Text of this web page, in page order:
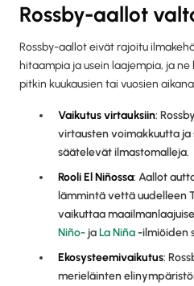
Rossby-aallot
Rossby-aallot eivät rajoitu
hitaampia ja usein laajempia, ja
pitkin kuukausien tai vuosien
Vaikutus virtauksiin:
virtausten voimakkuutta ja
säätelevät ilmastomalleja.
Rooli El Niñossa: Aallot
lämmintä vettä uudelleen
vaikuttaa
Niño- jaLa Niña-ilmiöiden
Ekosysteemivaikutus:
merieläinten